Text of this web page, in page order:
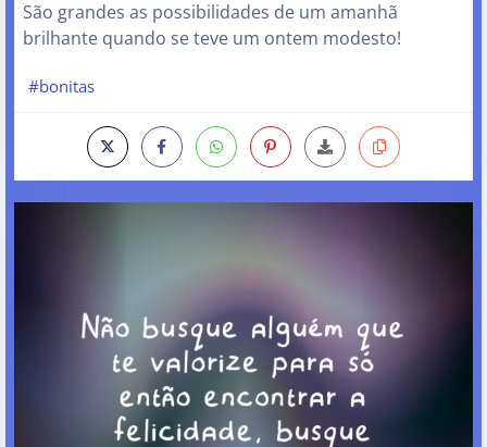
São grandes as possibilidades de um amanhã
brilhante quando se teve um ontem modesto!
#bonitas